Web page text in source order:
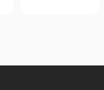
還是每天幫助